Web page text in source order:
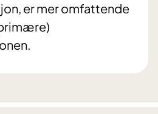
er mer omfattende